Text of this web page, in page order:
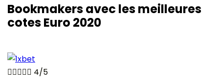
Bookmakers avec les meilleures
cotes Euro 2020
 4/5